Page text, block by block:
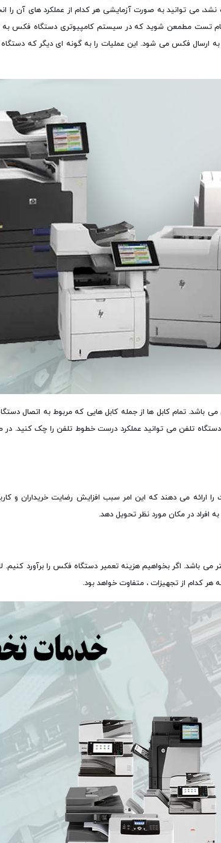
توانید به صورت آزمایشی هر کدام از عملکرد های آن را
تست مطمعن شوید که در سیستم کامپیوتری دستگاه
ارسال فکس می شود. این عملیات را به گونه ای دیگر که
تمام کابل ها از جمله کابل هایی که مربوط به اتصال
تلفن می توانید عملکرد درست خطوط تلفن را چک کنید. در
می دهند که این امر سبب افزایش رضایت خریداران و
افراد در مکان مورد نظر تحویل دهد.
باشد. اگر بخواهیم هزینه تعمیر دستگاه فکس را برآورد
کدام از تجهیزات ، متفاوت خواهد بود.